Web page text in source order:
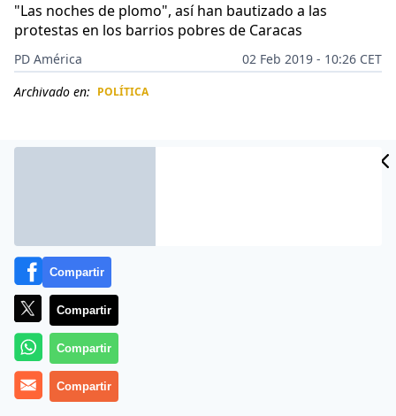
"Las noches de plomo", así han bautizado a las
protestas en los barrios pobres de Caracas
PD América
02 Feb 2019 - 10:26 CET
Archivado en: POLÍTICA
«Eso fueron noches de plomo y más plomo».
describió uno de los habitantes de una de las zonas
Compartir
Compartir
Compartir
Compartir